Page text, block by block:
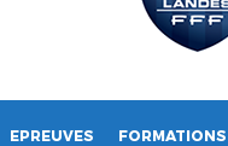
EPREUVES FORMATIONS